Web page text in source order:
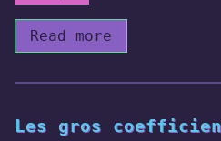
Read more
Les gros